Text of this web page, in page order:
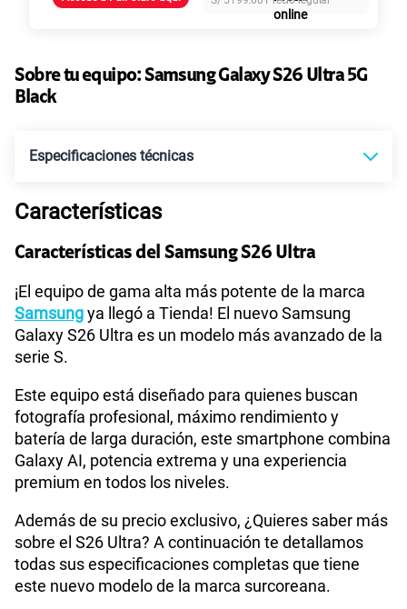
155 GBen alta velocidad
S/
Ver más planes
Sobre tu equipo: SamsungGalaxy S26 Ultra 5G
Black
Especificaciones técnicas
Tecnología de Pantalla
Sistema operativo Android 16
WiFI
Bluetooth
Cámara de fotos Frontal 12MP
Características
Características del Samsung S26 Ultra
¡El equipo de gama alta más potente de la marca
Samsungya llegó a Tienda! El nuevo Samsung
Galaxy S26 Ultra es un modelo más avanzado de la
serie S.
Este equipo está diseñado para quienes buscan
fotografía profesional, máximo rendimiento y
batería de larga duración, este smartphone combina
Galaxy AI, potencia extrema y una experiencia
premium en todos los niveles.
Además de su precio exclusivo, ¿Quieres saber más
sobre el S26 Ultra? A continuación te detallamos
todas sus especificaciones completas que tiene
este nuevo modelo de la marca surcoreana.